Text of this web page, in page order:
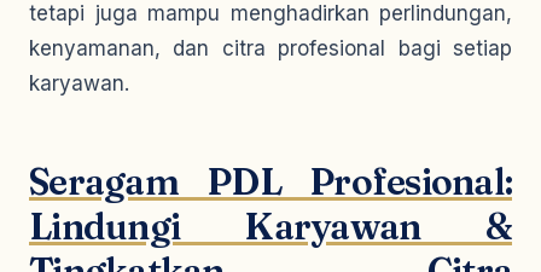
tetapi juga mampu menghadirkan perlindungan,
kenyamanan, dan citra profesional bagi setiap
karyawan.
Seragam PDL Profesional:
Lindungi Karyawan &